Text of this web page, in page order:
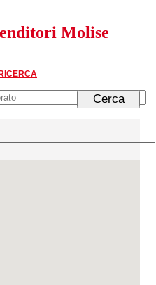
Molise